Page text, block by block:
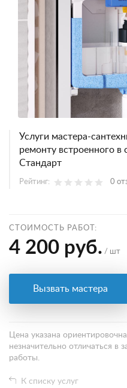
Услуги мастера-
ремонту встроенного в
Стандарт
Рейтинг: 0
СТОИМОСТЬ РАБОТ:
4 200 руб. / шт
Вызвать мастера
Цена указана
незначительно отличаться в
работы.
К списку услуг